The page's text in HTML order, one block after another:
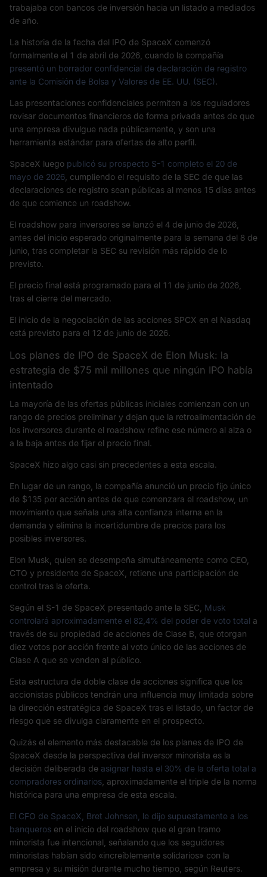
trabajaba con bancos de inversión hacia un listado a mediados
de año.
La historia de la fecha del IPO de SpaceX comenzó
formalmente el 1 de abril de 2026, cuando la compañía
presentó un borrador confidencial de declaración de registro
ante la Comisión de Bolsa y Valores de EE. UU. (SEC).
Las presentaciones confidenciales permiten a los reguladores
revisar documentos financieros de forma privada antes de que
una empresa divulgue nada públicamente, y son una
herramienta estándar para ofertas de alto perfil.
SpaceX luego publicó su prospecto S-1 completo el 20 de
mayo de 2026 , cumpliendo el requisito de la SEC de que las
declaraciones de registro sean públicas al menos 15 días antes
de que comience un roadshow.
El roadshow para inversores se lanzó el 4 de junio de 2026,
antes del inicio esperado originalmente para la semana del 8 de
junio, tras completar la SEC su revisión más rápido de lo
previsto.
El precio final está programado para el 11 de junio de 2026,
tras el cierre del mercado.
El inicio de la negociación de las acciones SPCX en el Nasdaq
está previsto para el 12 de junio de 2026.
Los planes de IPO de SpaceX de Elon Musk: la
estrategia de $75 mil millones que ningún IPO había
intentado
La mayoría de las ofertas públicas iniciales comienzan con un
rango de precios preliminar y dejan que la retroalimentación de
los inversores durante el roadshow refine ese número al alza o
a la baja antes de fijar el precio final.
SpaceX hizo algo casi sin precedentes a esta escala.
En lugar de un rango, la compañía anunció un precio fijo único
de $135 por acción antes de que comenzara el roadshow, un
movimiento que señala una alta confianza interna en la
demanda y elimina la incertidumbre de precios para los
posibles inversores.
Elon Musk, quien se desempeña simultáneamente como CEO,
CTO y presidente de SpaceX, retiene una participación de
control tras la oferta.
Según el S-1 de SpaceX presentado ante la SEC, Musk
controlará aproximadamente el 82,4% del poder de voto total a
través de su propiedad de acciones de Clase B, que otorgan
diez votos por acción frente al voto único de las acciones de
Clase A que se venden al público.
Esta estructura de doble clase de acciones significa que los
accionistas públicos tendrán una influencia muy limitada sobre
la dirección estratégica de SpaceX tras el listado, un factor de
riesgo que se divulga claramente en el prospecto.
Quizás el elemento más destacable de los planes de IPO de
SpaceX desde la perspectiva del inversor minorista es la
decisión deliberada de asignar hasta el 30% de la oferta total a
compradores ordinarios , aproximadamente el triple de la norma
histórica para una empresa de esta escala.
El CFO de SpaceX, Bret Johnsen, le dijo supuestamente a los
banqueros en el inicio del roadshow que el gran tramo
minorista fue intencional, señalando que los seguidores
minoristas habían sido «increíblemente solidarios» con la
empresa y su misión durante mucho tiempo, según Reuters.